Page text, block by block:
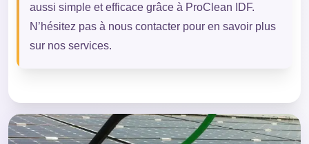
aussi simple et efficace grâce à ProClean IDF.
N’hésitez pas à nous contacter pour en savoir plus
sur nos services.